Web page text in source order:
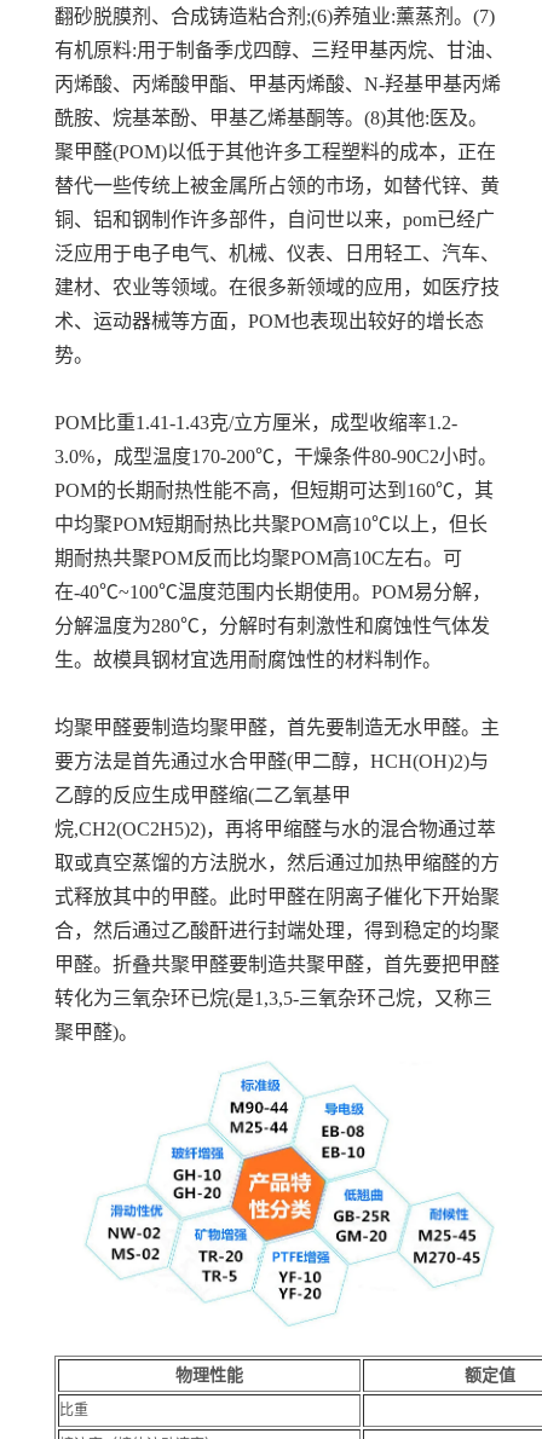
翻砂脱膜剂、合成铸造粘合剂;(6)养殖业:薰蒸剂。(7)
有机原料:用于制备季戊四醇、三羟甲基丙烷、甘油、
丙烯酸、丙烯酸甲酯、甲基丙烯酸、N-羟基甲基丙烯
酰胺、烷基苯酚、甲基乙烯基酮等。(8)其他:医及。
聚甲醛(POM)以低于其他许多工程塑料的成本，正在
替代一些传统上被金属所占领的市场，如替代锌、黄
铜、铝和钢制作许多部件，自问世以来，pom已经广
泛应用于电子电气、机械、仪表、日用轻工、汽车、
建材、农业等领域。在很多新领域的应用，如医疗技
术、运动器械等方面，POM也表现出较好的增长态
势。
POM比重1.41-1.43克/立方厘米，成型收缩率1.2-
3.0%，成型温度170-200℃，干燥条件80-90C2小时。
POM的长期耐热性能不高，但短期可达到160℃，其
中均聚POM短期耐热比共聚POM高10℃以上，但长
期耐热共聚POM反而比均聚POM高10C左右。可
在-40℃~100℃温度范围内长期使用。POM易分解，
分解温度为280℃，分解时有刺激性和腐蚀性气体发
生。故模具钢材宜选用耐腐蚀性的材料制作。
均聚甲醛要制造均聚甲醛，首先要制造无水甲醛。主
要方法是首先通过水合甲醛(甲二醇，HCH(OH)2)与
乙醇的反应生成甲醛缩(二乙氧基甲
烷,CH2(OC2H5)2)，再将甲缩醛与水的混合物通过萃
取或真空蒸馏的方法脱水，然后通过加热甲缩醛的方
式释放其中的甲醛。此时甲醛在阴离子催化下开始聚
合，然后通过乙酸酐进行封端处理，得到稳定的均聚
甲醛。折叠共聚甲醛要制造共聚甲醛，首先要把甲醛
转化为三氧杂环已烷(是1,3,5-三氧杂环己烷，又称三
聚甲醛)。
物理性能 额定值
比重